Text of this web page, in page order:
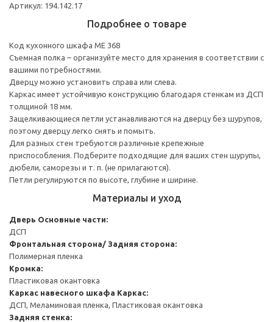
Артикул: 194.142.17
Подробнее о товаре
Код кухонного шкафа ME 368
Съемная полка – организуйте место для хранения в соответствии с
вашими потребностями.
Дверцу можно установить справа или слева.
Каркас имеет устойчивую конструкцию благодаря стенкам из ДСП
толщиной 18 мм.
Защелкивающиеся петли устанавливаются на дверцу без шурупов,
поэтому дверцу легко снять и помыть.
Для разных стен требуются различные крепежные
приспособления. Подберите подходящие для ваших стен шурупы,
дюбели, саморезы и т. п. (не прилагаются).
Петли регулируются по высоте, глубине и ширине.
Материалы и уход
Дверь Основные части:
ДСП
Фронтальная сторона/ Задняя сторона:
Полимерная пленка
Кромка:
Пластиковая окантовка
Каркас навесного шкафа Каркас:
ДСП, Меламиновая пленка, Пластиковая окантовка
Задняя стенка: